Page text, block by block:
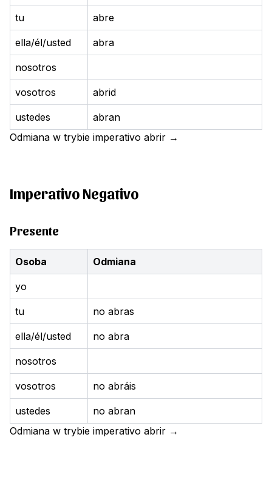
tu abre
ella/él/usted abra
nosotros
vosotros abrid
ustedes
abran
Odmiana w trybie imperativo abrir →
Imperativo Negativo
Presente
Osoba Odmiana
yo
tu no abras
ella/él/usted no abra
nosotros
vosotros no abráis
ustedes
no abran
Odmiana w trybie imperativo abrir →